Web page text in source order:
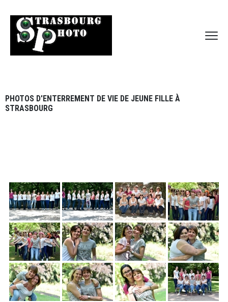
PHOTOS D'ENTERREMENT DE VIE DE JEUNE FILLE À
STRASBOURG